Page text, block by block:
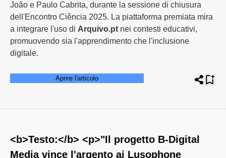
João e Paulo Cabrita, durante la sessione di chiusura
dell'Encontro Ciência 2025. La piattaforma premiata mira
a integrare l'uso di Arquivo.pt nei contesti educativi,
promuovendo sia l'apprendimento che l'inclusione
digitale.
Aprire l'articolo
<b>Testo:</b> <p>"Il progetto B-Digital
Media vince l'argento ai Lusophone